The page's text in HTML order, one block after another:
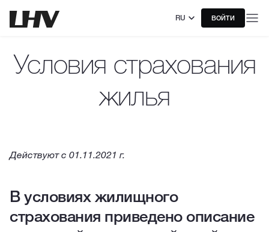
RU ВОЙТИ
Условия страхования
жилья
Действуют с 01.11.2021 г.
В условиях жилищного
страхования приведено описание